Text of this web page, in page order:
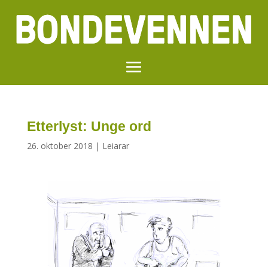
Etterlyst: Unge ord
26. oktober 2018 | Leiarar